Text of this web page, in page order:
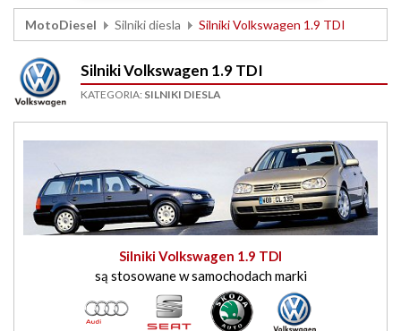
MotoDiesel Silniki diesla Silniki Volkswagen 1.9 TDI
Silniki Volkswagen 1.9 TDI
KATEGORIA: SILNIKI DIESLA
Silniki Volkswagen 1.9 TDI
są stosowane w samochodach marki